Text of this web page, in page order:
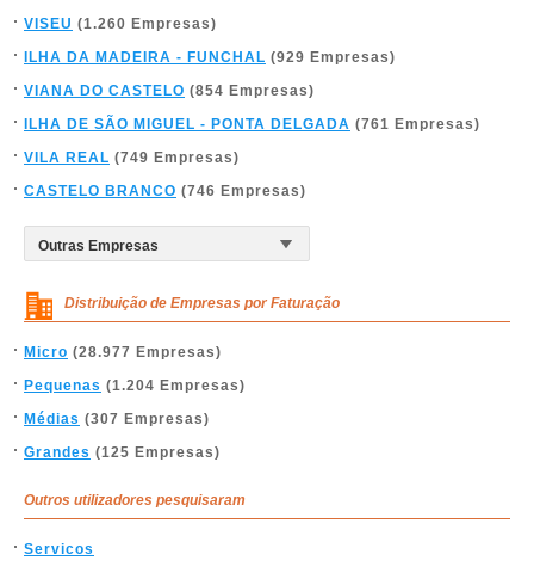
VISEU (1.260 Empresas)
ILHA DA MADEIRA - FUNCHAL (929 Empresas)
VIANA DO CASTELO (854 Empresas)
ILHA DE SÃO MIGUEL - PONTA DELGADA (761 Empresas)
VILA REAL (749 Empresas)
CASTELO BRANCO (746 Empresas)
Distribuição de Empresas por Faturação
Micro (28.977 Empresas)
Pequenas (1.204 Empresas)
Médias (307 Empresas)
Grandes (125 Empresas)
Outros utilizadores pesquisaram
Servicos